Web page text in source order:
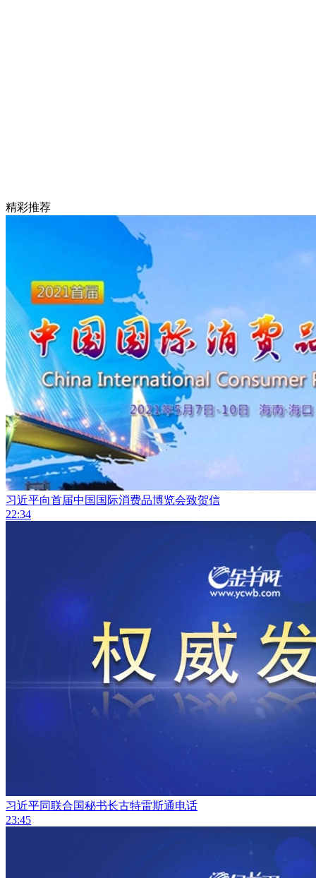
精彩推荐
习近平向首届中国国际消费品博览会致贺信
22:34
习近平同联合国秘书长古特雷斯通电话
23:45